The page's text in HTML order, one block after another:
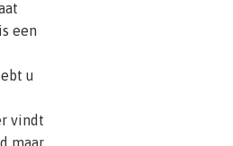
een
u
vindt
maar